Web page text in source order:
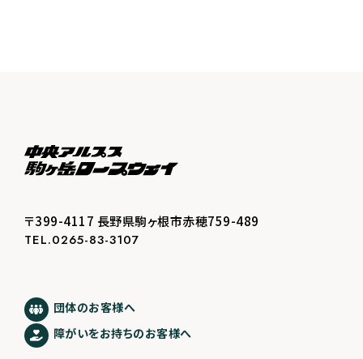
〒399-4117 長野県駒ヶ根市赤穂759-489
TEL.0265-83-3107
団体のお客様へ
障がいをお持ちのお客様へ